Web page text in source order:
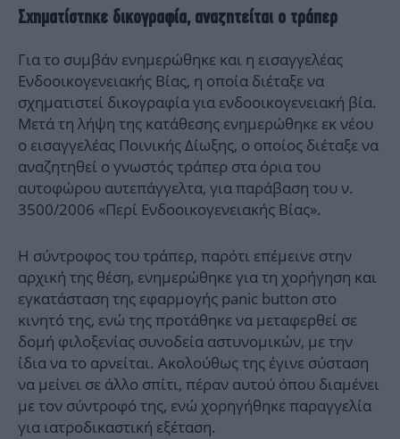
Σχηματίστηκε δικογραφία, αναζητείται ο τράπερ
Για το συμβάν ενημερώθηκε και η εισαγγελέας
Ενδοοικογενειακής Βίας, η οποία διέταξε να
σχηματιστεί δικογραφία για ενδοοικογενειακή βία.
Μετά τη λήψη της κατάθεσης ενημερώθηκε εκ νέου
ο εισαγγελέας Ποινικής Δίωξης, ο οποίος διέταξε να
αναζητηθεί ο γνωστός τράπερ στα όρια του
αυτοφώρου αυτεπάγγελτα, για παράβαση του ν.
3500/2006 «Περί Ενδοοικογενειακής Βίας».
Η σύντροφος του τράπερ, παρότι επέμεινε στην
αρχική της θέση, ενημερώθηκε για τη χορήγηση και
εγκατάσταση της εφαρμογής panic button στο
κινητό της, ενώ της προτάθηκε να μεταφερθεί σε
δομή φιλοξενίας συνοδεία αστυνομικών, με την
ίδια να το αρνείται. Ακολούθως της έγινε σύσταση
να μείνει σε άλλο σπίτι, πέραν αυτού όπου διαμένει
με τον σύντροφό της, ενώ χορηγήθηκε παραγγελία
για ιατροδικαστική εξέταση.